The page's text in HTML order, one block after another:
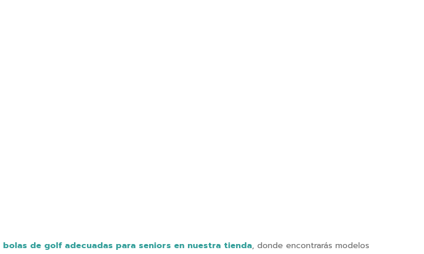
bolas de golf adecuadas para seniors en nuestra tienda, donde encontrarás modelos